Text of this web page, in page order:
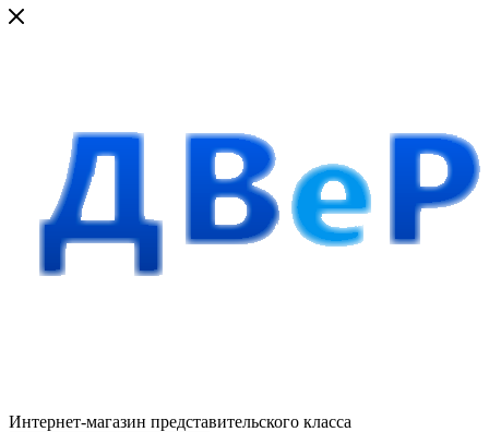
Интернет-магазин представительского класса